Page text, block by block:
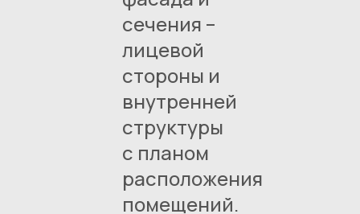
сечения –
лицевой
стороны и
внутренней
структуры
с планом
расположения
помещений.